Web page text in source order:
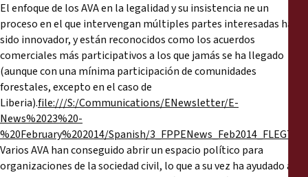
El enfoque de los AVA en la legalidad y su insistencia ne un
proceso en el que intervengan múltiples partes interesadas ha
sido innovador, y están reconocidos como los acuerdos
comerciales más participativos a los que jamás se ha llegado
(aunque con una mínima participación de comunidades
forestales, excepto en el caso de
Liberia).file:///S:/Communications/ENewsletter/E-
News%2023%20-
%20February%202014/Spanish/
Varios AVA han conseguido abrir un espacio político para
organizaciones de la sociedad civil, lo que a su vez ha ayudado a